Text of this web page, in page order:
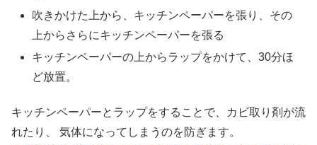
吹きかけた上から、キッチンペーパーを張り、その
上からさらにキッチンペーパーを張る
キッチンペーパーの上からラップをかけて、30分ほ
ど放置。
キッチンペーパーとラップをすることで、カビ取り剤が流
れたり、 気体になってしまうのを防ぎます。